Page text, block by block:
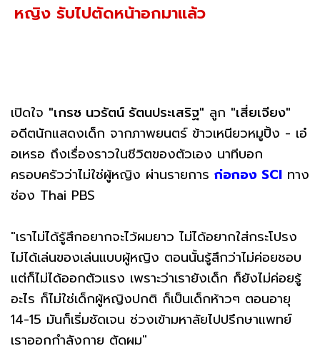
หญิง รับไปตัดหน้าอกมาแล้ว
เปิดใจ "เกรซ นวรัตน์ รัตนประเสริฐ" ลูก "เสี่ยเจียง"
อดีตนักแสดงเด็ก จากภาพยนตร์ ข้าวเหนียวหมูปิ้ง - เอ๋
อเหรอ ถึงเรื่องราวในชีวิตของตัวเอง นาทีบอก
ครอบครัวว่าไม่ใช่ผู้หญิง ผ่านรายการ ก่อกอง SCI ทาง
ช่อง Thai PBS
"เราไม่ได้รู้สึกอยากจะไว้ผมยาว ไม่ได้อยากใส่กระโปรง
ไม่ได้เล่นของเล่นแบบผู้หญิง ตอนนั้นรู้สึกว่าไม่ค่อยชอบ
แต่ก็ไม่ได้ออกตัวแรง เพราะว่าเรายังเด็ก ก็ยังไม่ค่อยรู้
อะไร ก็ไม่ใช่เด็กผู้หญิงปกติ ก็เป็นเด็กห้าวๆ ตอนอายุ
14-15 มันก็เริ่มชัดเจน ช่วงเข้ามหาลัยไปปรึกษาแพทย์
เราออกกำลังกาย ตัดผม"